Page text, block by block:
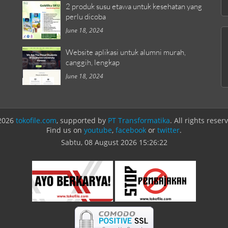
2 produk susu etawa untuk kesehatan yang
perlu dicoba
June 18, 2024
Website aplikasi untuk alumni murah,
canggih, lengkap
June 18, 2024
tokofile.com, supported by PT Transformatika. All rights
Find us on youtube, facebook or twitter.
Sabtu, 08 August 2026 15:26:22